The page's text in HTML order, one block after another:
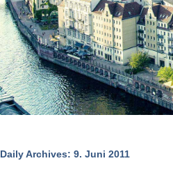
Daily Archives: 9. Juni 2011